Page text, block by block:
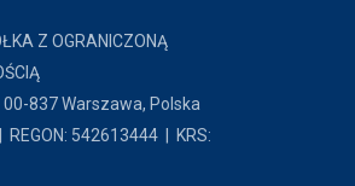
Z OGRANICZONĄ
837 Warszawa, Polska
REGON: 542613444 | KRS: